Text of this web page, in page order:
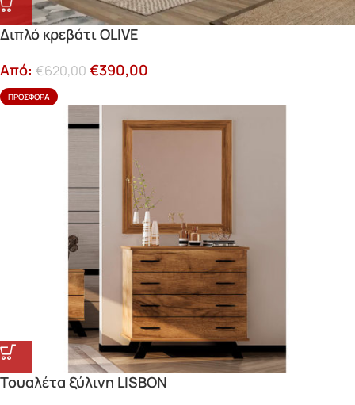
Διπλό κρεβάτι OLIVE
Από: €620,00€390,00
ΠΡΟΣΦΟΡΆ
Τουαλέτα ξύλινη LISBON